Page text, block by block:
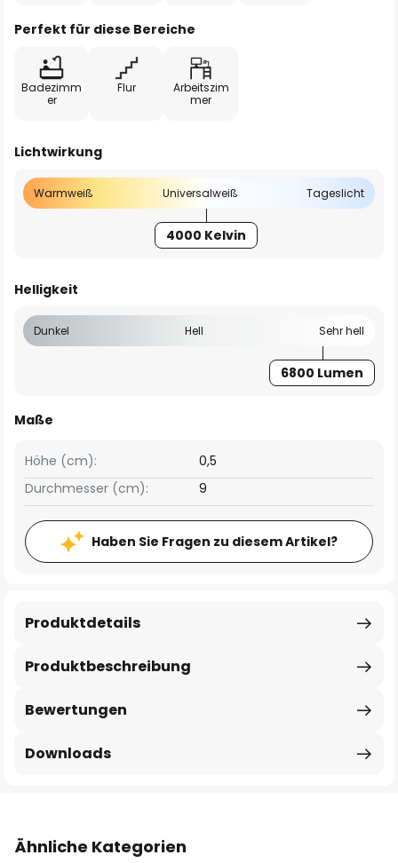
Perfekt für diese Bereiche
Badezimm
er
Flur
Arbeitszim
mer
Lichtwirkung
Warmweiß Universalweiß Tageslicht
4000 Kelvin
Helligkeit
Dunkel Hell Sehr hell
6800 Lumen
Maße
Höhe (cm):
0,5
Durchmesser (cm):
9
Haben Sie Fragen zu diesem Artikel?
Produktbeschreibung
Produktdetails
Bewertungen
Downloads
Ähnliche Kategorien